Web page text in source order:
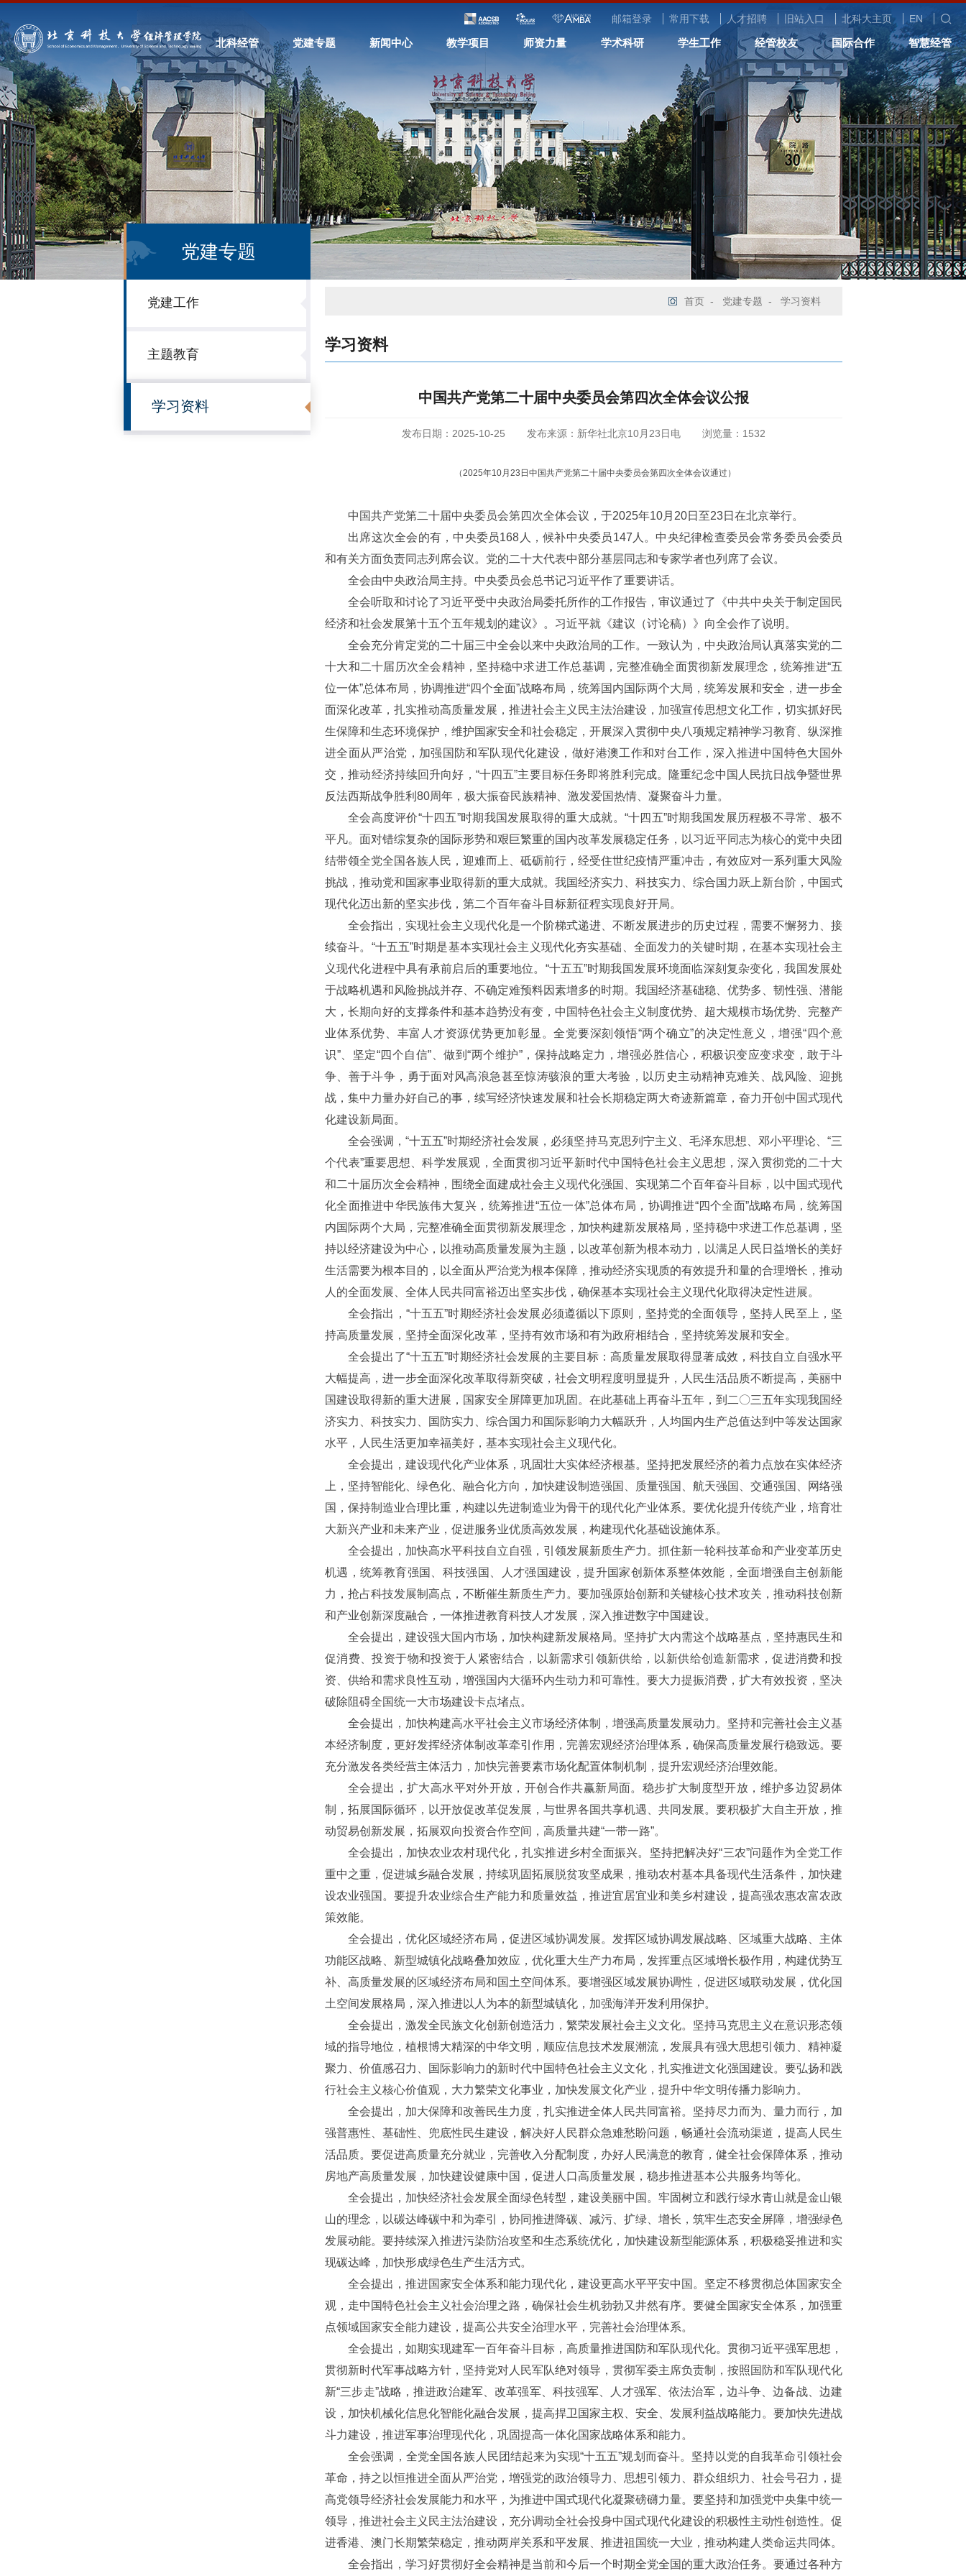
邮箱登录 常用下载 人才招聘 旧站入口 北科大主页 EN
北科经管 党建专题 新闻中心 教学项目 师资力量 学术科研 学生工作 经管校友 国际合作 智慧经管
党建专题
党建工作
主题教育
学习资料
首页 - 党建专题 - 学习资料
学习资料
中国共产党第二十届中央委员会第四次全体会议公报
发布日期：2025-10-25 发布来源：新华社北京10月23日电 浏览量： 1532
（2025年10月23日中国共产党第二十届中央委员会第四次全体会议通过）
中国共产党第二十届中央委员会第四次全体会议，于2025年10月20日至23日在北京举行。
出席这次全会的有，中央委员168人，候补中央委员147人。中央纪律检查委员会常务委员会委员
和有关方面负责同志列席会议。党的二十大代表中部分基层同志和专家学者也列席了会议。
全会由中央政治局主持。中央委员会总书记习近平作了重要讲话。
全会听取和讨论了习近平受中央政治局委托所作的工作报告，审议通过了《中共中央关于制定国民
经济和社会发展第十五个五年规划的建议》。习近平就《建议（讨论稿）》向全会作了说明。
全会充分肯定党的二十届三中全会以来中央政治局的工作。一致认为，中央政治局认真落实党的二
十大和二十届历次全会精神，坚持稳中求进工作总基调，完整准确全面贯彻新发展理念，统筹推进“五
位一体”总体布局，协调推进“四个全面”战略布局，统筹国内国际两个大局，统筹发展和安全，进一步全
面深化改革，扎实推动高质量发展，推进社会主义民主法治建设，加强宣传思想文化工作，切实抓好民
生保障和生态环境保护，维护国家安全和社会稳定，开展深入贯彻中央八项规定精神学习教育、纵深推
进全面从严治党，加强国防和军队现代化建设，做好港澳工作和对台工作，深入推进中国特色大国外
交，推动经济持续回升向好，“十四五”主要目标任务即将胜利完成。隆重纪念中国人民抗日战争暨世界
反法西斯战争胜利80周年，极大振奋民族精神、激发爱国热情、凝聚奋斗力量。
全会高度评价“十四五”时期我国发展取得的重大成就。“十四五”时期我国发展历程极不寻常、极不
平凡。面对错综复杂的国际形势和艰巨繁重的国内改革发展稳定任务，以习近平同志为核心的党中央团
结带领全党全国各族人民，迎难而上、砥砺前行，经受住世纪疫情严重冲击，有效应对一系列重大风险
挑战，推动党和国家事业取得新的重大成就。我国经济实力、科技实力、综合国力跃上新台阶，中国式
现代化迈出新的坚实步伐，第二个百年奋斗目标新征程实现良好开局。
全会指出，实现社会主义现代化是一个阶梯式递进、不断发展进步的历史过程，需要不懈努力、接
续奋斗。“十五五”时期是基本实现社会主义现代化夯实基础、全面发力的关键时期，在基本实现社会主
义现代化进程中具有承前启后的重要地位。“十五五”时期我国发展环境面临深刻复杂变化，我国发展处
于战略机遇和风险挑战并存、不确定难预料因素增多的时期。我国经济基础稳、优势多、韧性强、潜能
大，长期向好的支撑条件和基本趋势没有变，中国特色社会主义制度优势、超大规模市场优势、完整产
业体系优势、丰富人才资源优势更加彰显。全党要深刻领悟“两个确立”的决定性意义，增强“四个意
识”、坚定“四个自信”、做到“两个维护”，保持战略定力，增强必胜信心，积极识变应变求变，敢于斗
争、善于斗争，勇于面对风高浪急甚至惊涛骇浪的重大考验，以历史主动精神克难关、战风险、迎挑
战，集中力量办好自己的事，续写经济快速发展和社会长期稳定两大奇迹新篇章，奋力开创中国式现代
化建设新局面。
全会强调，“十五五”时期经济社会发展，必须坚持马克思列宁主义、毛泽东思想、邓小平理论、“三
个代表”重要思想、科学发展观，全面贯彻习近平新时代中国特色社会主义思想，深入贯彻党的二十大
和二十届历次全会精神，围绕全面建成社会主义现代化强国、实现第二个百年奋斗目标，以中国式现代
化全面推进中华民族伟大复兴，统筹推进“五位一体”总体布局，协调推进“四个全面”战略布局，统筹国
内国际两个大局，完整准确全面贯彻新发展理念，加快构建新发展格局，坚持稳中求进工作总基调，坚
持以经济建设为中心，以推动高质量发展为主题，以改革创新为根本动力，以满足人民日益增长的美好
生活需要为根本目的，以全面从严治党为根本保障，推动经济实现质的有效提升和量的合理增长，推动
人的全面发展、全体人民共同富裕迈出坚实步伐，确保基本实现社会主义现代化取得决定性进展。
全会指出，“十五五”时期经济社会发展必须遵循以下原则，坚持党的全面领导，坚持人民至上，坚
持高质量发展，坚持全面深化改革，坚持有效市场和有为政府相结合，坚持统筹发展和安全。
全会提出了“十五五”时期经济社会发展的主要目标：高质量发展取得显著成效，科技自立自强水平
大幅提高，进一步全面深化改革取得新突破，社会文明程度明显提升，人民生活品质不断提高，美丽中
国建设取得新的重大进展，国家安全屏障更加巩固。在此基础上再奋斗五年，到二〇三五年实现我国经
济实力、科技实力、国防实力、综合国力和国际影响力大幅跃升，人均国内生产总值达到中等发达国家
水平，人民生活更加幸福美好，基本实现社会主义现代化。
全会提出，建设现代化产业体系，巩固壮大实体经济根基。坚持把发展经济的着力点放在实体经济
上，坚持智能化、绿色化、融合化方向，加快建设制造强国、质量强国、航天强国、交通强国、网络强
国，保持制造业合理比重，构建以先进制造业为骨干的现代化产业体系。要优化提升传统产业，培育壮
大新兴产业和未来产业，促进服务业优质高效发展，构建现代化基础设施体系。
全会提出，加快高水平科技自立自强，引领发展新质生产力。抓住新一轮科技革命和产业变革历史
机遇，统筹教育强国、科技强国、人才强国建设，提升国家创新体系整体效能，全面增强自主创新能
力，抢占科技发展制高点，不断催生新质生产力。要加强原始创新和关键核心技术攻关，推动科技创新
和产业创新深度融合，一体推进教育科技人才发展，深入推进数字中国建设。
全会提出，建设强大国内市场，加快构建新发展格局。坚持扩大内需这个战略基点，坚持惠民生和
促消费、投资于物和投资于人紧密结合，以新需求引领新供给，以新供给创造新需求，促进消费和投
资、供给和需求良性互动，增强国内大循环内生动力和可靠性。要大力提振消费，扩大有效投资，坚决
破除阻碍全国统一大市场建设卡点堵点。
全会提出，加快构建高水平社会主义市场经济体制，增强高质量发展动力。坚持和完善社会主义基
本经济制度，更好发挥经济体制改革牵引作用，完善宏观经济治理体系，确保高质量发展行稳致远。要
充分激发各类经营主体活力，加快完善要素市场化配置体制机制，提升宏观经济治理效能。
全会提出，扩大高水平对外开放，开创合作共赢新局面。稳步扩大制度型开放，维护多边贸易体
制，拓展国际循环，以开放促改革促发展，与世界各国共享机遇、共同发展。要积极扩大自主开放，推
动贸易创新发展，拓展双向投资合作空间，高质量共建“一带一路”。
全会提出，加快农业农村现代化，扎实推进乡村全面振兴。坚持把解决好“三农”问题作为全党工作
重中之重，促进城乡融合发展，持续巩固拓展脱贫攻坚成果，推动农村基本具备现代生活条件，加快建
设农业强国。要提升农业综合生产能力和质量效益，推进宜居宜业和美乡村建设，提高强农惠农富农政
策效能。
全会提出，优化区域经济布局，促进区域协调发展。发挥区域协调发展战略、区域重大战略、主体
功能区战略、新型城镇化战略叠加效应，优化重大生产力布局，发挥重点区域增长极作用，构建优势互
补、高质量发展的区域经济布局和国土空间体系。要增强区域发展协调性，促进区域联动发展，优化国
土空间发展格局，深入推进以人为本的新型城镇化，加强海洋开发利用保护。
全会提出，激发全民族文化创新创造活力，繁荣发展社会主义文化。坚持马克思主义在意识形态领
域的指导地位，植根博大精深的中华文明，顺应信息技术发展潮流，发展具有强大思想引领力、精神凝
聚力、价值感召力、国际影响力的新时代中国特色社会主义文化，扎实推进文化强国建设。要弘扬和践
行社会主义核心价值观，大力繁荣文化事业，加快发展文化产业，提升中华文明传播力影响力。
全会提出，加大保障和改善民生力度，扎实推进全体人民共同富裕。坚持尽力而为、量力而行，加
强普惠性、基础性、兜底性民生建设，解决好人民群众急难愁盼问题，畅通社会流动渠道，提高人民生
活品质。要促进高质量充分就业，完善收入分配制度，办好人民满意的教育，健全社会保障体系，推动
房地产高质量发展，加快建设健康中国，促进人口高质量发展，稳步推进基本公共服务均等化。
全会提出，加快经济社会发展全面绿色转型，建设美丽中国。牢固树立和践行绿水青山就是金山银
山的理念，以碳达峰碳中和为牵引，协同推进降碳、减污、扩绿、增长，筑牢生态安全屏障，增强绿色
发展动能。要持续深入推进污染防治攻坚和生态系统优化，加快建设新型能源体系，积极稳妥推进和实
现碳达峰，加快形成绿色生产生活方式。
全会提出，推进国家安全体系和能力现代化，建设更高水平平安中国。坚定不移贯彻总体国家安全
观，走中国特色社会主义社会治理之路，确保社会生机勃勃又井然有序。要健全国家安全体系，加强重
点领域国家安全能力建设，提高公共安全治理水平，完善社会治理体系。
全会提出，如期实现建军一百年奋斗目标，高质量推进国防和军队现代化。贯彻习近平强军思想，
贯彻新时代军事战略方针，坚持党对人民军队绝对领导，贯彻军委主席负责制，按照国防和军队现代化
新“三步走”战略，推进政治建军、改革强军、科技强军、人才强军、依法治军，边斗争、边备战、边建
设，加快机械化信息化智能化融合发展，提高捍卫国家主权、安全、发展利益战略能力。要加快先进战
斗力建设，推进军事治理现代化，巩固提高一体化国家战略体系和能力。
全会强调，全党全国各族人民团结起来为实现“十五五”规划而奋斗。坚持以党的自我革命引领社会
革命，持之以恒推进全面从严治党，增强党的政治领导力、思想引领力、群众组织力、社会号召力，提
高党领导经济社会发展能力和水平，为推进中国式现代化凝聚磅礴力量。要坚持和加强党中央集中统一
领导，推进社会主义民主法治建设，充分调动全社会投身中国式现代化建设的积极性主动性创造性。促
进香港、澳门长期繁荣稳定，推动两岸关系和平发展、推进祖国统一大业，推动构建人类命运共同体。
全会指出，学习好贯彻好全会精神是当前和今后一个时期全党全国的重大政治任务。要通过各种方